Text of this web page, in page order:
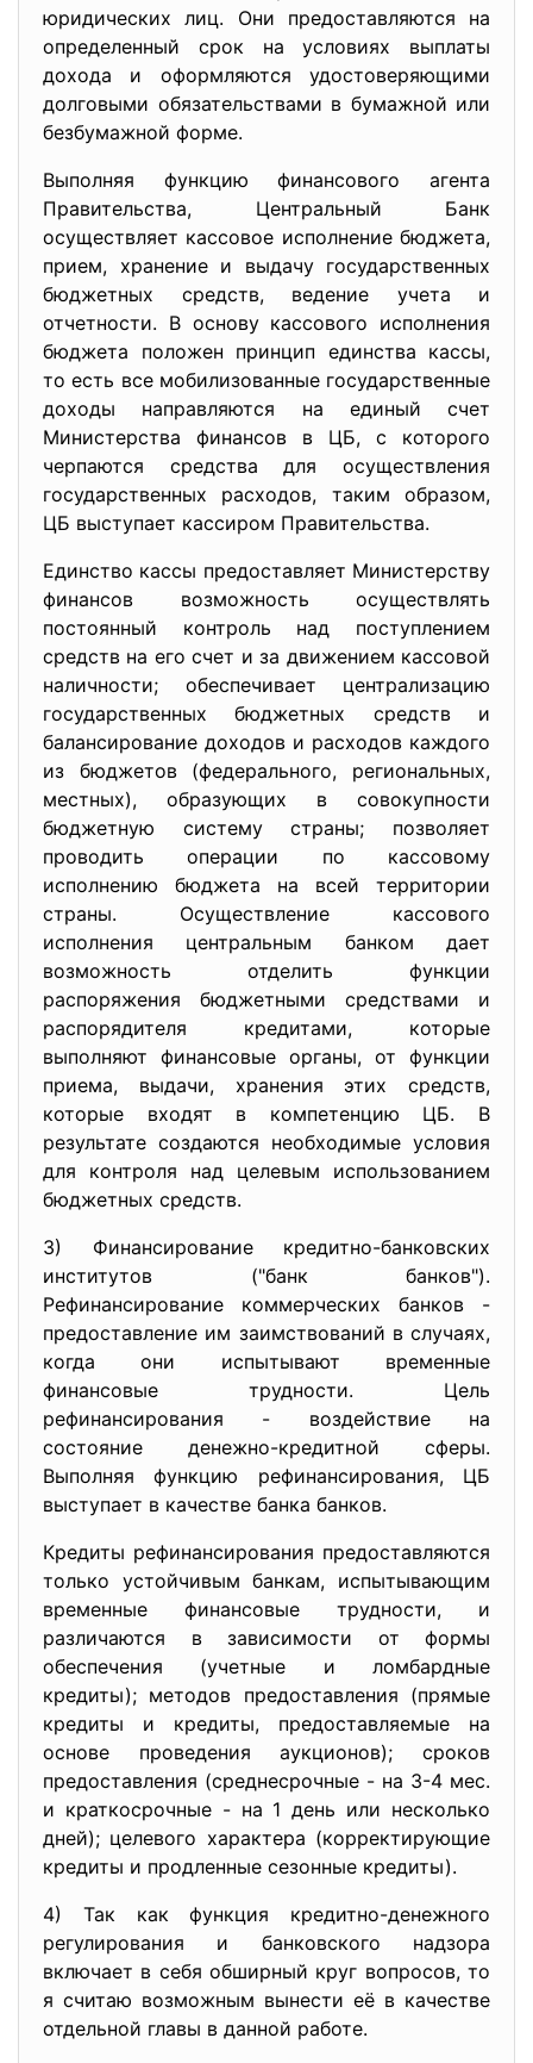
юридических лиц. Они предоставляются на
определенный срок на условиях выплаты
дохода и оформляются удостоверяющими
долговыми обязательствами в бумажной или
безбумажной форме.
Выполняя функцию финансового агента
Правительства, Центральный Банк
осуществляет кассовое исполнение бюджета,
прием, хранение и выдачу государственных
бюджетных средств, ведение учета и
отчетности. В основу кассового исполнения
бюджета положен принцип единства кассы,
то есть все мобилизованные государственные
доходы направляются на единый счет
Министерства финансов в ЦБ, с которого
черпаются средства для осуществления
государственных расходов, таким образом,
ЦБ выступает кассиром Правительства.
Единство кассы предоставляет Министерству
финансов возможность осуществлять
постоянный контроль над поступлением
средств на его счет и за движением кассовой
наличности; обеспечивает централизацию
государственных бюджетных средств и
балансирование доходов и расходов каждого
из бюджетов (федерального, региональных,
местных), образующих в совокупности
бюджетную систему страны; позволяет
проводить операции по кассовому
исполнению бюджета на всей территории
страны. Осуществление кассового
исполнения центральным банком дает
возможность отделить функции
распоряжения бюджетными средствами и
распорядителя кредитами, которые
выполняют финансовые органы, от функции
приема, выдачи, хранения этих средств,
которые входят в компетенцию ЦБ. В
результате создаются необходимые условия
для контроля над целевым использованием
бюджетных средств.
3) Финансирование кредитно-банковских
институтов ("банк банков").
Рефинансирование коммерческих банков -
предоставление им заимствований в случаях,
когда они испытывают временные
финансовые трудности. Цель
рефинансирования - воздействие на
состояние денежно-кредитной сферы.
Выполняя функцию рефинансирования, ЦБ
выступает в качестве банка банков.
Кредиты рефинансирования предоставляются
только устойчивым банкам, испытывающим
временные финансовые трудности, и
различаются в зависимости от формы
обеспечения (учетные и ломбардные
кредиты); методов предоставления (прямые
кредиты и кредиты, предоставляемые на
основе проведения аукционов); сроков
предоставления (среднесрочные - на 3-4 мес.
и краткосрочные - на 1 день или несколько
дней); целевого характера (корректирующие
кредиты и продленные сезонные кредиты).
4) Так как функция кредитно-денежного
регулирования и банковского надзора
включает в себя обширный круг вопросов, то
я считаю возможным вынести её в качестве
отдельной главы в данной работе.